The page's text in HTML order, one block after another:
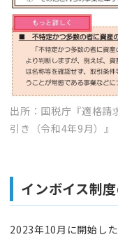
出所：国税庁『適格請
引き（令和4年9月）』
インボイス制
2023年10月に開始し